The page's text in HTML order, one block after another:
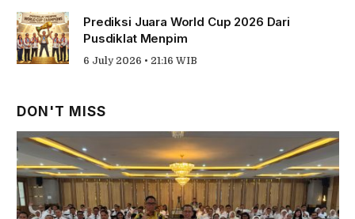
Prediksi Juara World Cup 2026 Dari
Pusdiklat Menpim
6 July 2026 • 21:16 WIB
DON'T MISS